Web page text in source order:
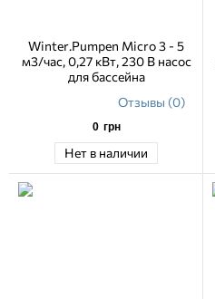
Winter.Pumpen Micro 3 - 5
м3/час, 0,27 кВт, 230 В насос
для бассейна
Отзывы (0)
0 грн
Нет в наличии